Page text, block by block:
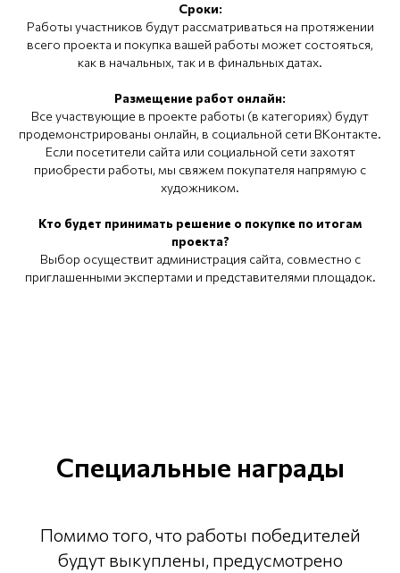
Сроки:
Работы участников будут рассматриваться на протяжении
всего проекта и покупка вашей работы может состояться,
как в начальных, так и в финальных датах.
Размещение работ онлайн:
Все участвующие в проекте работы (в категориях) будут
продемонстрированы онлайн, в социальной сети ВКонтакте.
Если посетители сайта или социальной сети захотят
приобрести работы, мы свяжем покупателя напрямую с
художником.
Кто будет принимать решение о покупке по итогам
проекта?
Выбор осуществит администрация сайта, совместно с
приглашенными экспертами и представителями площадок.
Специальные награды
Помимо того, что работы победителей
будут выкуплены, предусмотрено